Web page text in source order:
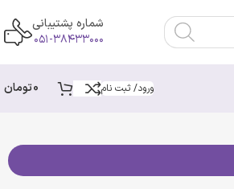
شماره پشتیبانی
۰۵۱-۳۸۴۳۳۰۰۰
ورود/ ثبت نام 0تومان